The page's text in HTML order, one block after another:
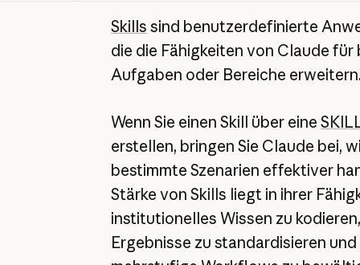
Skills sind benutzerdefinierte
die die Fähigkeiten von Claude für
Aufgaben oder Bereiche
Wenn Sie einen Skill über eine
erstellen, bringen Sie Claude bei,
bestimmte Szenarien effektiver
Stärke von Skills liegt in ihrer
institutionelles Wissen zu
Ergebnisse zu standardisieren